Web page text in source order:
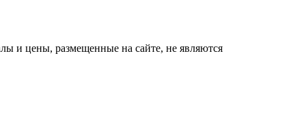
и цены, размещенные на сайте, не являются